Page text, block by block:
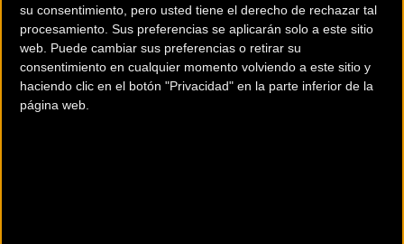
su consentimiento, pero usted tiene el derecho de rechazar tal
procesamiento. Sus preferencias se aplicarán solo a este sitio
web. Puede cambiar sus preferencias o retirar su
consentimiento en cualquier momento volviendo a este sitio y
haciendo clic en el botón "Privacidad" en la parte inferior de la
página web.
Comercios Bz Premium